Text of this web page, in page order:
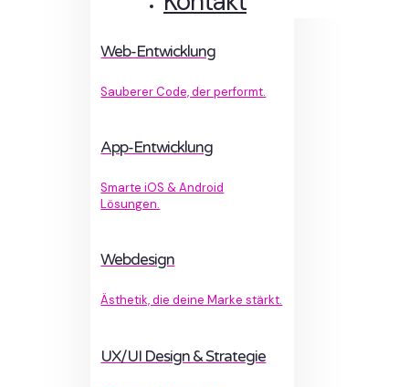
Web-Entwicklung
Sauberer Code, der performt.
App-Entwicklung
Smarte iOS & Android
Lösungen.
Webdesign
Ästhetik, die deine Marke stärkt.
UX/UI Design & Strategie